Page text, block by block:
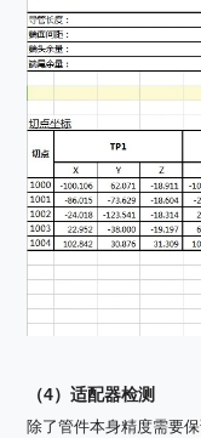
（4）适配器检测
除了管件本身精度需要